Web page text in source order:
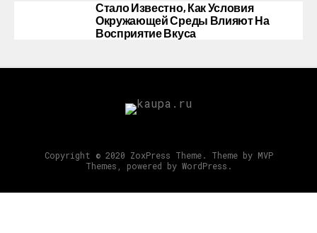
Стало Известно, Как Условия
Окружающей Среды Влияют На
Восприятие Вкуса
Copyright © 2020 ZoxPress Theme. Theme by MVP
Themes, powered by WordPress.